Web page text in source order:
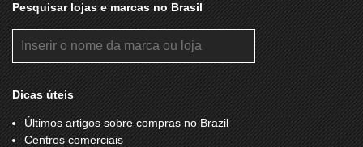
Pesquisar lojas e marcas no Brasil
Dicas úteis
Últimos artigos sobre compras no Brazil
Centros comerciais